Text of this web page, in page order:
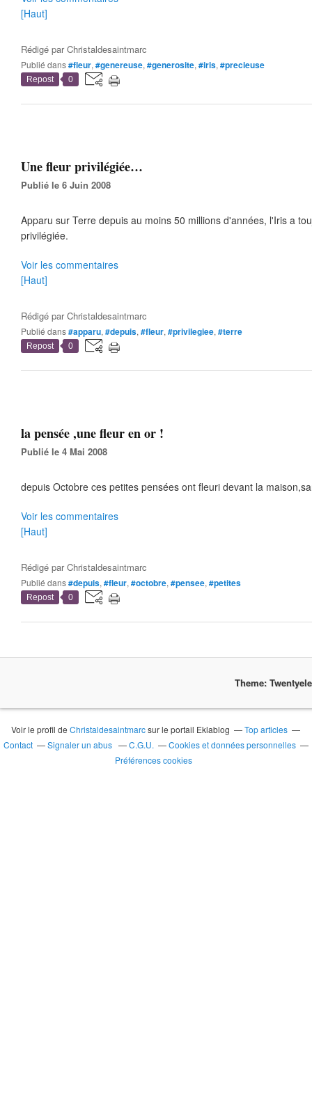
[Haut]
Rédigé parChristaldesaintmarc
Publié dans#fleur, #genereuse, #generosite, #iris, #precieuse
Repost 0
Une fleur privilégiée…
Publié le 6 Juin 2008
Apparu sur Terre depuis au moins 50 millions d'années, l'Iris a
privilégiée.
Voir les commentaires
[Haut]
Rédigé parChristaldesaintmarc
Publié dans#apparu, #depuis, #fleur, #privilegiee, #terre
Repost 0
la pensée ,une fleur en or !
Publié le 4 Mai 2008
depuis Octobre ces petites pensées ont fleuri devant la
Voir les commentaires
[Haut]
Rédigé parChristaldesaintmarc
Publié dans#depuis, #fleur, #octobre, #pensee, #petites
Repost 0
Theme:
Voir le profil deChristaldesaintmarcsur le portail Eklablog
Top articles
Contact
Signaler un abus C.G.U.
Cookies et données personnelles
Préférences cookies